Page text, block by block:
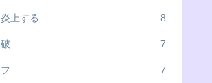
上する 8
7
7